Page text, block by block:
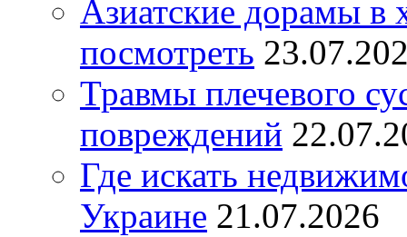
Азиатские дорамы в
посмотреть
Травмы плечевого
повреждений
Где искать
Украине 21.07.2026